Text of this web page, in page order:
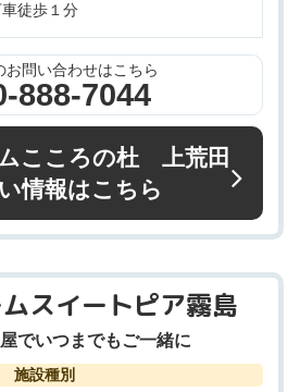
徒歩１分
お問い合わせはこちら
888-7044
こころの杜 上荒田
情報はこちら
スイートピア霧島
でいつまでもご一緒に
施設種別